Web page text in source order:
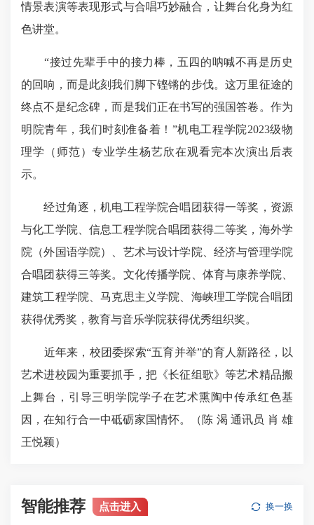
情景表演等表现形式与合唱巧妙融合，让舞台化身为红
色讲堂。
“接过先辈手中的接力棒，五四的呐喊不再是历史
的回响，而是此刻我们脚下铿锵的步伐。这万里征途的
终点不是纪念碑，而是我们正在书写的强国答卷。 作为
明院青年 ，我们时刻准备着！”机电工程学院2023级物
理学（师范）专业学生杨艺欣在观看完本次演出后表
示。
经过角逐，机电工程学院合唱团获得一等奖，资源
与化工学院、信息工程学院合唱团获得二等奖，海外学
院（外国语学院）、艺术与设计学院、经济与管理学院
合唱团获得三等奖。文化传播学院、体育与康养学院、
建筑工程学院、马克思主义学院、海峡理工学院合唱团
获得优秀奖，教育与音乐学院获得优秀组织奖。
近年来，校团委探索“五育并举”的育人新路径，以
艺术进校园为重要抓手，把《长征组歌》等艺术精品搬
上舞台，引导三明学院学子在艺术熏陶中传承红色基
因，在知行合一中砥砺家国情怀。（陈 渴 通讯员 肖 雄
王悦颖）
智能推荐 点击进入 换一换